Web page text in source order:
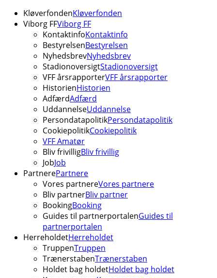
KløverfondenKløverfonden
Viborg FFViborg FF
KontaktinfoKontaktinfo
BestyrelsenBestyrelsen
NyhedsbrevNyhedsbrev
StadionoversigtStadionoversigt
VFF årsrapporterVFF årsrapporter
HistorienHistorien
AdfærdAdfærd
UddannelseUddannelse
PersondatapolitikPersondatapolitik
CookiepolitikCookiepolitik
VFF Amatør
Bliv frivilligBliv frivillig
JobJob
PartnerePartnere
Vores partnereVores partnere
Bliv partnerBliv partner
BookingBooking
Guides til partnerportalenGuides til
partnerportalen
HerreholdetHerreholdet
TruppenTruppen
TrænerstabenTrænerstaben
Holdet bag holdetHoldet bag holdet